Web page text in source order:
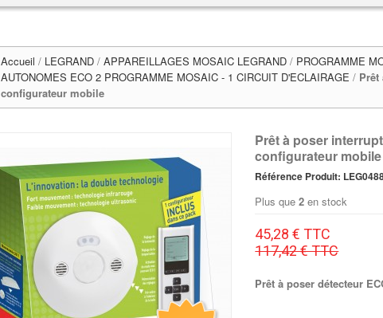
Accueil / LEGRAND / APPAREILLAGES MOSAIC LEGRAND / PROGRAMME
AUTONOMES ECO 2 PROGRAMME MOSAIC - 1 CIRCUIT D'ECLAIRAGE / Prêt
configurateur mobile
Prêt à poser
configurateur mobile
Référence Produit:
Plus que2 en stock
45,28 € TTC
117,42 € TTC
Prêt à poser détecteur